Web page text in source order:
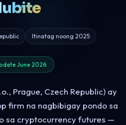
Itinatag noong 2025
June 2026
Prague, Czech Republic) ay
firm na nagbibigay pondo sa
sa cryptocurrency futures —